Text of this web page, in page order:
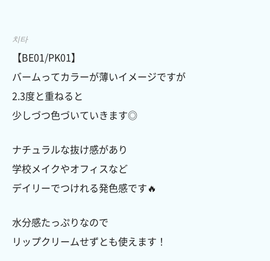
치타
【BE01/PK01】
バームってカラーが薄いイメージですが
2.3度と重ねると
少しづつ色づいていきます◎
ナチュラルな抜け感があり
学校メイクやオフィスなど
デイリーでつけれる発色感です🔥
水分感たっぷりなので
リップクリームせずとも使えます！